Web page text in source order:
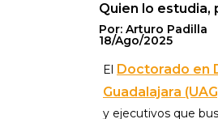
Quien lo estudia,
Por: Arturo Padilla
18/Ago/2025
El Doctorado en
Guadalajara
y ejecutivos que